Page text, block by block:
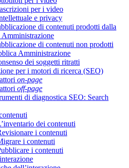
per i video
e privacy
di contenuti prodotti dalla
Amministrazione
di contenuti non prodotti
Amministrazione
dei soggetti ritratti
per i motori di ricerca (SEO)
on-page
off-page
di diagnostica SEO: Search
dei contenuti
i contenuti
i contenuti
i contenuti